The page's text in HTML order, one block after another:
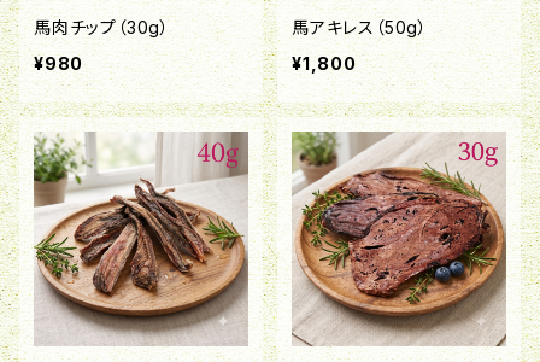
馬肉チップ（30g）
¥980
馬アキレス（50g）
¥1,800